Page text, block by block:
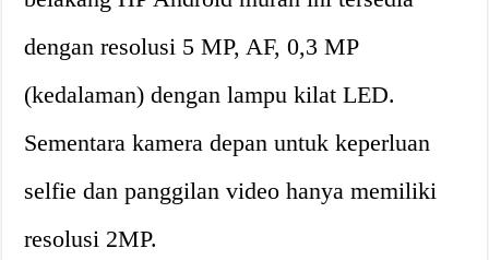
dengan resolusi 5 MP, AF, 0,3 MP
(kedalaman) dengan lampu kilat LED.
Sementara kamera depan untuk keperluan
selfie dan panggilan video hanya memiliki
resolusi 2MP.